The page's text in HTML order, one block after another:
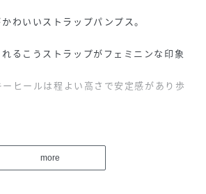
わいいストラップパンプス。
るこうストラップがフェミニンな印象
ヒールは程よい高さで安定感があり歩
ンでコスパもよく長く使える1足です。
more